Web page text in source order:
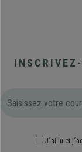
J´ai lu et